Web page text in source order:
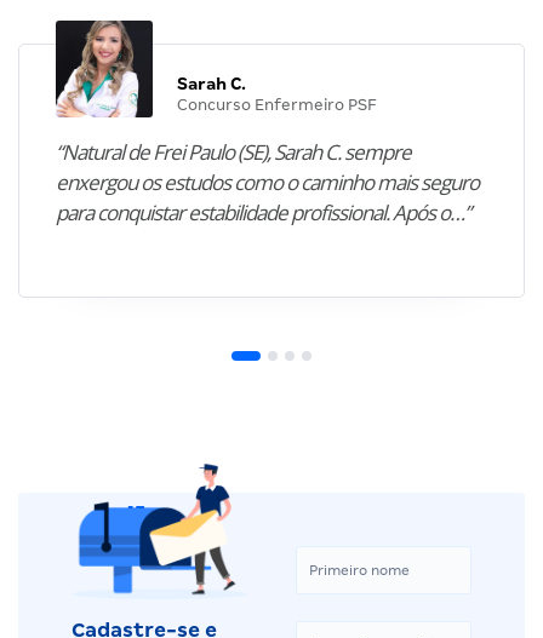
Sarah C.
Concurso Enfermeiro PSF
“Natural de Frei Paulo (SE), Sarah C. sempre
enxergou os estudos como o caminho mais seguro
para conquistar estabilidade profissional. Após o…”
Cadastre-se e